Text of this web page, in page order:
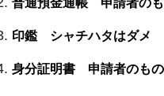
普通預金通帳 申請者の
印鑑 シャチハタはダメ
身分証明書 申請者のもの